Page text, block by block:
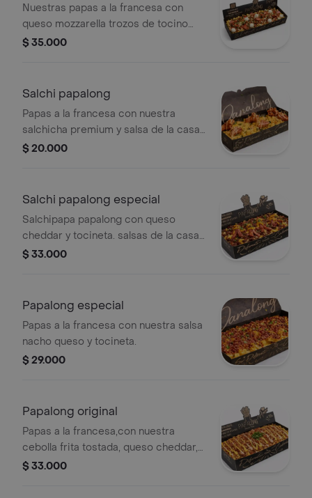
Nuestras papas a la francesa con
queso mozzarella trozos de tocino
salchicha ranchera huevitos de
$ 35.000
Salchi papalong
Papas a la francesa con nuestra
salchicha premium y salsa de la casa
rosada.
$ 20.000
Salchi papalong especial
Salchipapa papalong con queso
cheddar y tocineta. salsas de la casa
mayo ahumada y maiz dulce.
$ 33.000
Papalong especial
Papas a la francesa con nuestra salsa
nacho queso y tocineta.
$ 29.000
Papalong original
Papas a la francesa,con nuestra
cebolla frita tostada, queso cheddar,
tocineta, salsa mostaza dulce, salsa
$ 33.000